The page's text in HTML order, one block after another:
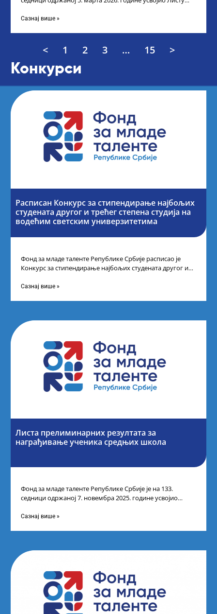
Сазнај више »
< 1 2 3 … 15 >
Конкурси
Расписан Конкурс за стипендирање најбољих
студената другог и трећег степена студија на
водећим светским универзитетима
Фонд за младе таленте Републике Србије расписао је
Конкурс за стипендирање најбољих студената другог и
Сазнај више »
Листа прелиминарних резултата за
награђивање ученика средњих школа
Фонд за младе таленте Републике Србије је на 133.
седници одржаној 7. новембра 2025. године усвојио
Сазнај више »